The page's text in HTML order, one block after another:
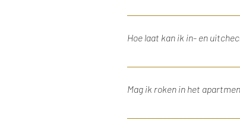
LOFT 188 bevindt zich in
down a flight of stairs. It is
Hoe laat kan ik in- en
Je kan vanaf 15.00 uur bij
out on the day of
Mag ik roken in het
Nee, LOFT 188 is rookvrij.